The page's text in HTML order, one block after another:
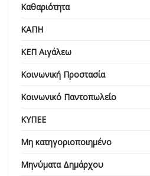
Καθαριότητα
ΚΑΠΗ
ΚΕΠ Αιγάλεω
Κοινωνική Προστασία
Κοινωνικό Παντοπωλείο
ΚΥΠΕΕ
Μη κατηγοριοποιημένο
Μηνύματα Δημάρχου